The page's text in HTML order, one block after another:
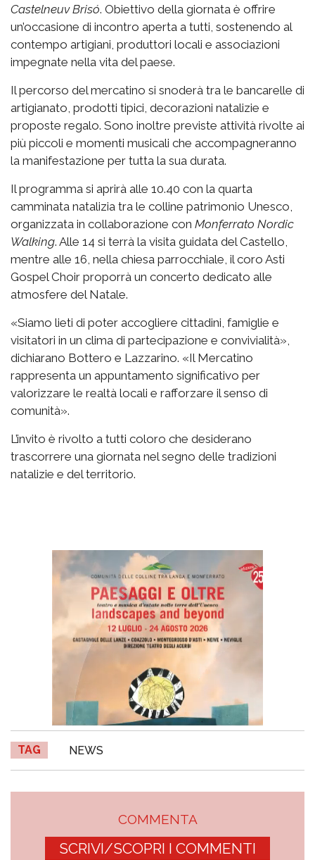
Castelneuv Brisó. Obiettivo della giornata è offrire
un’occasione di incontro aperta a tutti, sostenendo al
contempo artigiani, produttori locali e associazioni
impegnate nella vita del paese.
Il percorso del mercatino si snoderà tra le bancarelle di
artigianato, prodotti tipici, decorazioni natalizie e
proposte regalo. Sono inoltre previste attività rivolte ai
più piccoli e momenti musicali che accompagneranno
la manifestazione per tutta la sua durata.
Il programma si aprirà alle 10.40 con la quarta
camminata natalizia tra le colline patrimonio Unesco,
organizzata in collaborazione con Monferrato Nordic
Walking. Alle 14 si terrà la visita guidata del Castello,
mentre alle 16, nella chiesa parrocchiale, il coro Asti
Gospel Choir proporrà un concerto dedicato alle
atmosfere del Natale.
«Siamo lieti di poter accogliere cittadini, famiglie e
visitatori in un clima di partecipazione e convivialità»,
dichiarano Bottero e Lazzarino. «Il Mercatino
rappresenta un appuntamento significativo per
valorizzare le realtà locali e rafforzare il senso di
comunità».
L’invito è rivolto a tutti coloro che desiderano
trascorrere una giornata nel segno delle tradizioni
natalizie e del territorio.
TAG NEWS
COMMENTA
SCRIVI/SCOPRI I COMMENTI